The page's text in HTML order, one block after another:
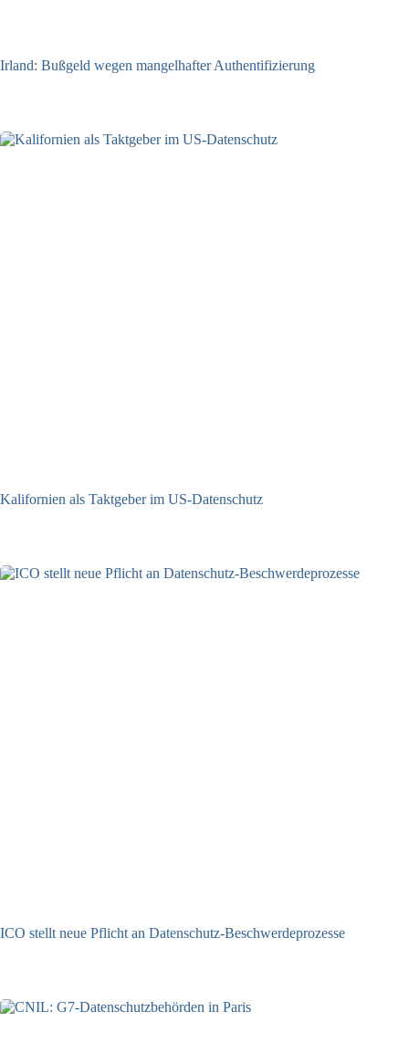
Irland: Bußgeld wegen mangelhafter Authentifizierung
Kalifornien als Taktgeber im US-Datenschutz
ICO stellt neue Pflicht an Datenschutz-Beschwerdeprozesse